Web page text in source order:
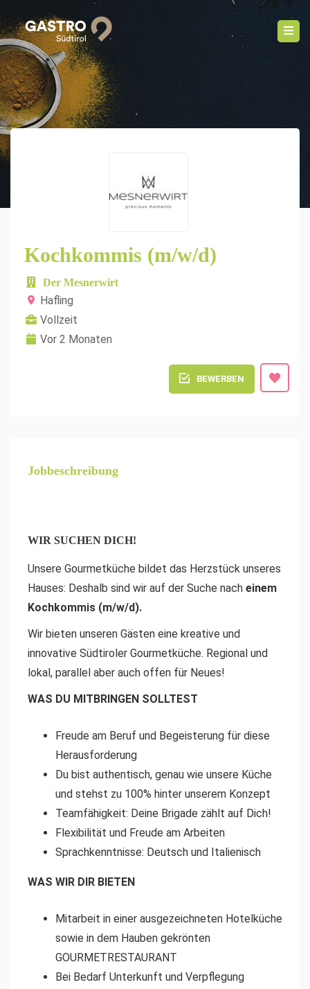
Kochkommis (m/w/d)
Der Mesnerwirt
Hafling
Vollzeit
Vor 2 Monaten
BEWERBEN
Jobbeschreibung
WIR SUCHEN DICH!
Unsere Gourmetküche bildet das Herzstück unseres
Hauses: Deshalb sind wir auf der Suche nach einem
Kochkommis (m/w/d).
Wir bieten unseren Gästen eine kreative und
innovative Südtiroler Gourmetküche. Regional und
lokal, parallel aber auch offen für Neues!
WAS DU MITBRINGEN SOLLTEST
Freude am Beruf und Begeisterung für diese
Herausforderung
Du bist authentisch, genau wie unsere Küche
und stehst zu 100% hinter unserem Konzept
Teamfähigkeit: Deine Brigade zählt auf Dich!
Flexibilität und Freude am Arbeiten
Sprachkenntnisse: Deutsch und Italienisch
WAS WIR DIR BIETEN
Mitarbeit in einer ausgezeichneten Hotelküche
sowie in dem Hauben gekrönten
GOURMETRESTAURANT
Bei Bedarf Unterkunft und Verpflegung